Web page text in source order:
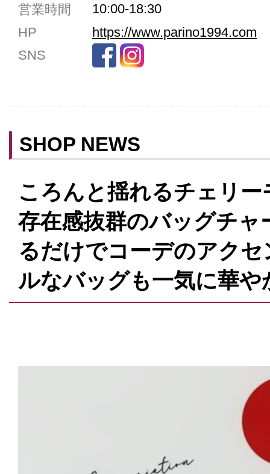
女性用トイレ
ベビールーム
禁煙
予約可
営業時間
10:00-18:30
HP
https://www.parino1994.com
SNS
SHOP NEWS
ころんと揺れるチェリ
存在感抜群のバッグチ
るだけでコーデのアク
ルなバッグも一気に華や